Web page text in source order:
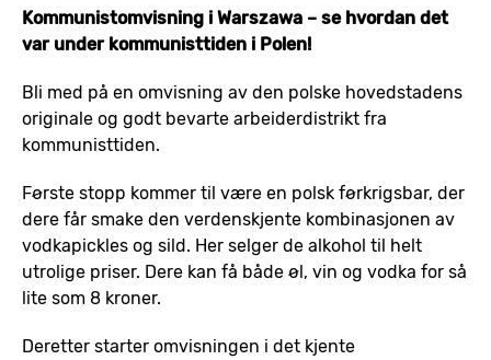
Kommunistomvisning i Warszawa – se hvordan det
var under kommunisttiden i Polen!
Bli med på en omvisning av den polske hovedstadens
originale og godt bevarte arbeiderdistrikt fra
kommunisttiden.
Første stopp kommer til være en polsk førkrigsbar, der
dere får smake den verdenskjente kombinasjonen av
vodkapickles og sild. Her selger de alkohol til helt
utrolige priser. Dere kan få både øl, vin og vodka for så
lite som 8 kroner.
Deretter starter omvisningen i det kjente